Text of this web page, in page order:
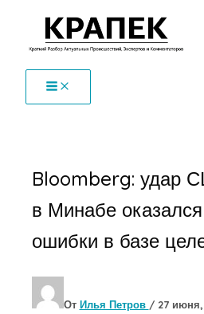
Перейти
содержимому
Bloomberg: удар
в Минабе
ошибки в базе
От Илья Петров / 27